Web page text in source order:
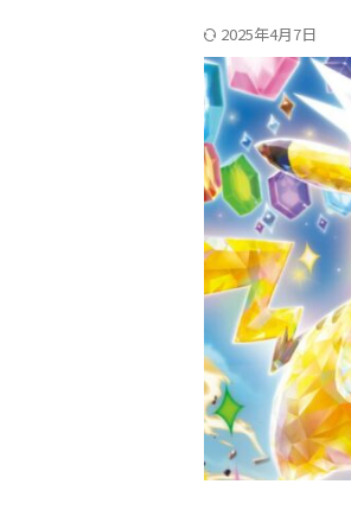
2025年4月7日